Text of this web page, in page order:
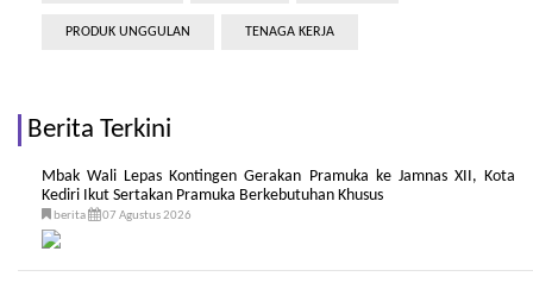
PRODUK UNGGULAN TENAGA KERJA
Berita Terkini
Mbak Wali Lepas Kontingen Gerakan Pramuka ke Jamnas XII, Kota
Kediri Ikut Sertakan Pramuka Berkebutuhan Khusus
berita 07 Agustus 2026